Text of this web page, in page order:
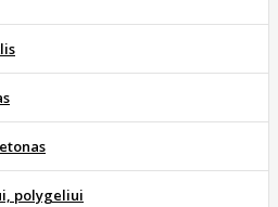
polygeliui